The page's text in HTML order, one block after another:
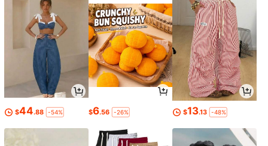
$44.88 -54% $6.56 -26% $13.13 -48%